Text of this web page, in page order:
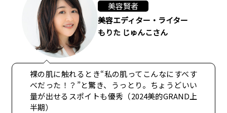
美容賢者
美容エディター・ライター
もりた じゅんこさん
裸の肌に触れるとき“私の肌ってこんなにすべす
べだった！？”と驚き、うっとり。ちょうどいい
量が出せるスポイトも優秀（2024美的GRAND上
半期）